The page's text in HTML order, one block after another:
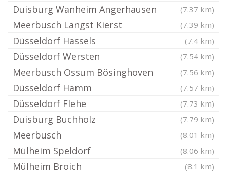
Duisburg Wanheim Angerhausen (7.37 km)
Meerbusch Langst Kierst (7.39 km)
Düsseldorf Hassels (7.4 km)
Düsseldorf Wersten (7.54 km)
Meerbusch Ossum Bösinghoven (7.56 km)
Düsseldorf Hamm (7.57 km)
Düsseldorf Flehe (7.73 km)
Duisburg Buchholz (7.79 km)
Meerbusch (8.01 km)
Mülheim Speldorf (8.06 km)
Mülheim Broich (8.1 km)